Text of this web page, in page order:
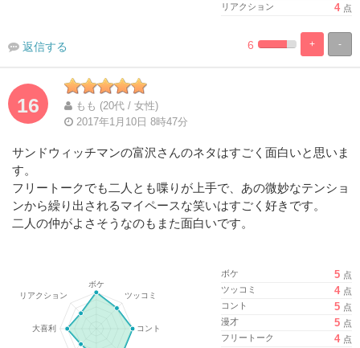
リアクション
4 点
-
+
%
100%
6
返信する
16
もも (20代 / 女性)
2017年1月10日 8時47分
サンドウィッチマンの富沢さんのネタはすごく面白いと思いま
す。
フリートークでも二人とも喋りが上手で、あの微妙なテンショ
ンから繰り出されるマイペースな笑いはすごく好きです。
二人の仲がよさそうなのもまた面白いです。
ボケ 5 点
ツッコミ
4 点
コント
5 点
漫才
5 点
フリートーク
4 点